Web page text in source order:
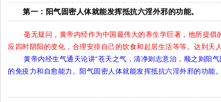
第一：阳气固密人体就能发挥抵抗六淫外邪的功能。
毫无疑问，黄帝内经作为中国最伟大的养生学巨著，他所提
应四时阴阳的变化，合理安排自己的饮食和起居生活等等。达到
黄帝内经生气通天论讲“苍天之气，清净则志意治，顺之则阳
的免疫力和自愈能力。阳气固密人体就能发挥抵抗六淫外邪的功能